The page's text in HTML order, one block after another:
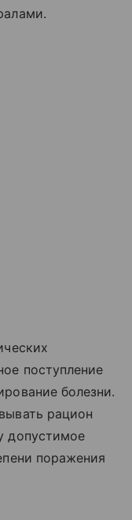
поступление
болезни.
рацион
допустимое
поражения